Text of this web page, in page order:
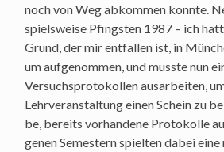
noch von Weg abkom­men konn­te.
spiels­wei­se Pfings­ten 1987 – ich
Grund, der mir ent­fal­len ist, in
um auf­ge­nom­men, und muss­te nun
Ver­suchs­pro­to­kol­len aus­ar­bei­ten,
Lehr­ver­an­stal­tung einen Schein zu
be, bereits vor­han­de­ne Pro­to­kol­le
ge­nen Semes­tern spiel­ten dabei